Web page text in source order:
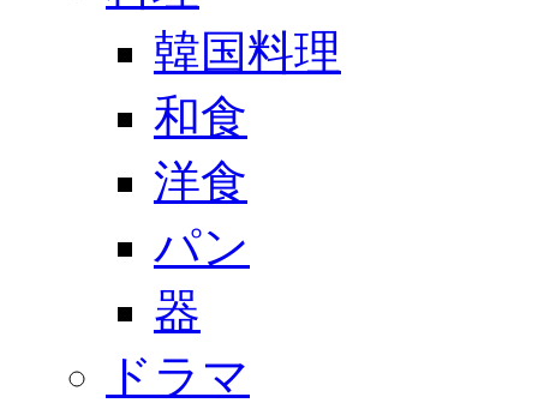
韓国料理
和食
洋食
パン
器
ドラマ